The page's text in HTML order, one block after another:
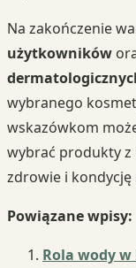
Na zakończenie
użytkowników
wybranego
wskazówkom
wybrać produkty z
zdrowie i kondycję
Powiązane wpisy:
Rola wody